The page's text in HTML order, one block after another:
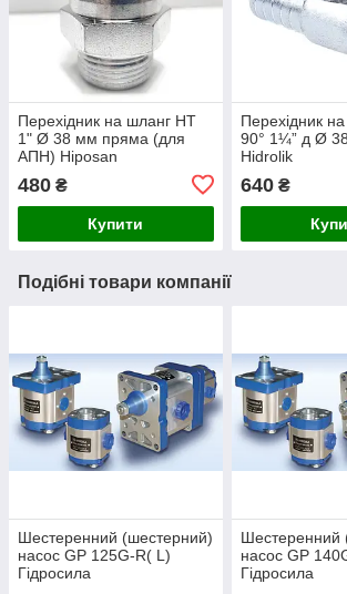
Перехідник на шланг НТ
1" Ø 38 мм пряма (для
АПН) Hiposan
480 ₴
Купити
Перехідник
90° 1¼” д Ø
Hidrolik
640₴
Подібні товари компанії
Шестеренний (шестерний)
насос GP 125G-R( L)
Гідросила
Шестеренний
насос GP
Гідросила